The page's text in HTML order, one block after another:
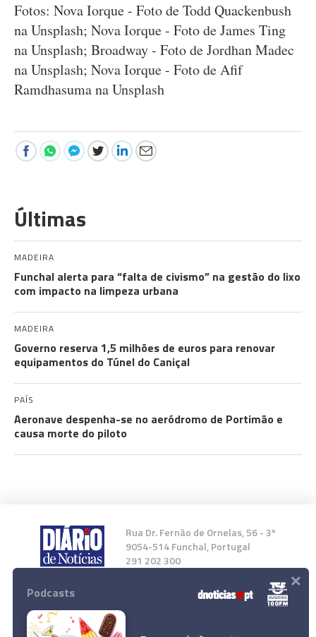
Fotos: Nova Iorque - Foto de Todd Quackenbush
na Unsplash; Nova Iorque - Foto de James Ting
na Unsplash; Broadway - Foto de Jordhan Madec
na Unsplash; Nova Iorque - Foto de Afif
Ramdhasuma na Unsplash
Últimas
MADEIRA
Funchal alerta para “falta de civismo” na gestão do lixo
com impacto na limpeza urbana
MADEIRA
Governo reserva 1,5 milhões de euros para renovar
equipamentos do Túnel do Caniçal
PAÍS
Aeronave despenha-se no aeródromo de Portimão e
causa morte do piloto
Rua Dr. Fernão de Ornelas, 56 - 3º
9054-514 Funchal, Portugal
291 202 300
Instale a nossa App
Podcasts ×